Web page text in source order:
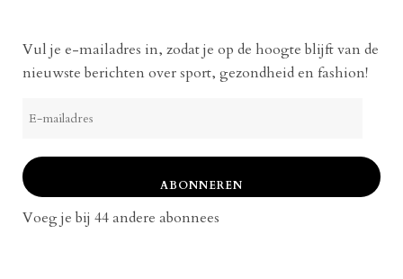
Vul je e-mailadres in, zodat je op de hoogte blijft van de
nieuwste berichten over sport, gezondheid en fashion!
mailadres
ABONNEREN
Voeg je bij 44 andere abonnees